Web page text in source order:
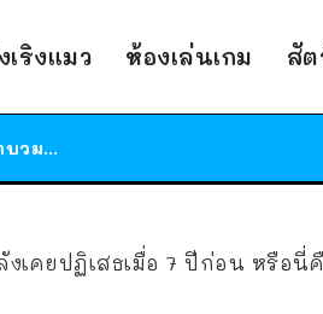
เริงแมว ห้องเล่นเกม สัต
ร้านอาหารในนิวยอร์กประกาศปิดตัวลง หลังอยู่มานานกว่า 45 ปี ติดป้ายขอบคุณลูกค้าทุกคน แถมสูตรทำไวท์ซอสให้แบบจัดเต็ม
ได้เวลาเด็กหนวดรวมตัว RF Online Next เปิดให้เล่นแล้ว เกม Sci-Fi MMORPG ระดับตำนาน เล่นได้ทั้งมือถือและ PC
เคยปฏิเสธเมื่อ 7 ปีก่อน หรือนี่